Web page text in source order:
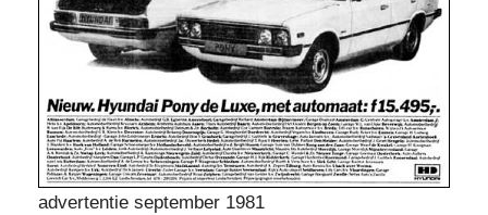
advertentie september 1981